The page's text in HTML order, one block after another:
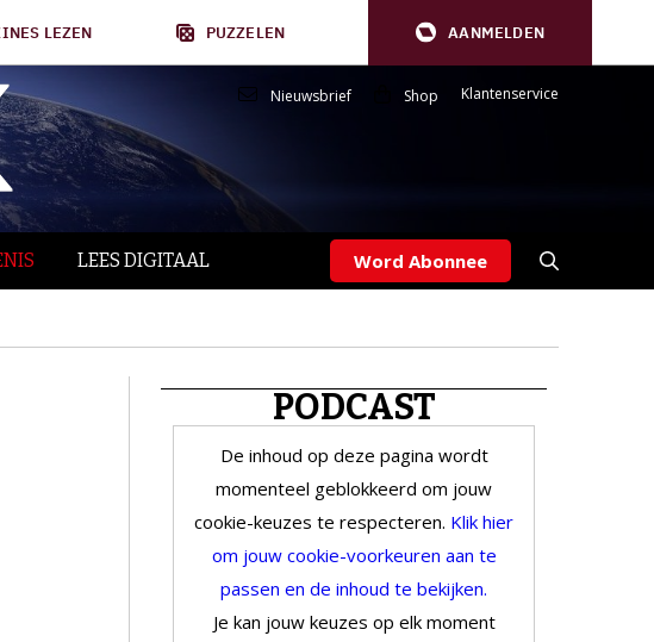
LEZEN PUZZELEN AANMELDEN
Nieuwsbrief Shop Klantenservice
LEES DIGITAAL Word Abonnee
PODCAST
De inhoud op deze pagina wordt
momenteel geblokkeerd om jouw
cookie-keuzes te respecteren. Klik hier
om jouw cookie-voorkeuren aan te
passen en de inhoud te bekijken.
Je kan jouw keuzes op elk moment